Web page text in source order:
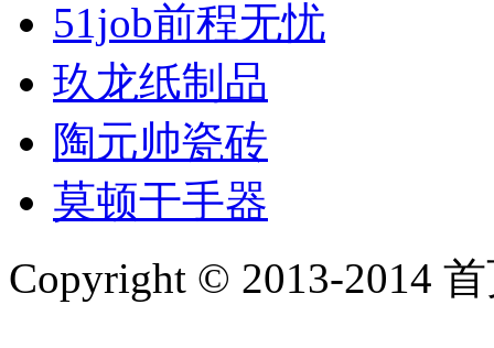
51job前程无忧
玖龙纸制品
陶元帅瓷砖
莫顿干手器
Copyright © 2013-2014